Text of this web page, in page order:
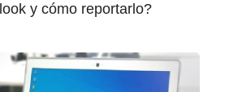
y cómo reportarlo?